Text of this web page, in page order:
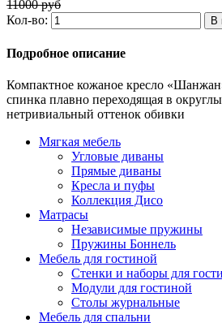
11000 руб
Кол-во:
Подробное описание
Компактное кожаное кресло
спинка плавно переходящая в
нетривиальный оттенок обивки
Мягкая мебель
Угловые диваны
Прямые диваны
Кресла и пуфы
Коллекция Дисо
Матрасы
Независимые пружины
Пружины Боннель
Мебель для гостиной
Стенки и наборы для
Модули для гостиной
Столы журнальные
Мебель для спальни